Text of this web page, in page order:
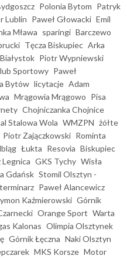
Polonia Bytom Patryk
Lublin Paweł Głowacki Emil
Mława sparingi Barczewo
Tęcza Biskupiec Arka
Piotr Wypniewski
Sportowy Paweł
Bytów licytacje Adam
Mrągowia Mrągowo Pisa
Chojniczanka Chojnice
Stalowa Wola WMZPN żółte
Piotr Zajączkowski Rominta
Łukta Resovia Biskupiec
Legnica GKS Tychy Wisła
Gdańsk Stomil Olsztyn -
terminarz Paweł Alancewicz
Kaźmierowski Górnik
Orange Sport Warta
Kalonas Olimpia Olsztynek
Górnik Łęczna Naki Olsztyn
MKS Korsze Motor